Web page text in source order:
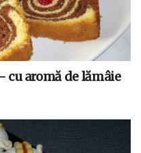
cu aromă de lămâie